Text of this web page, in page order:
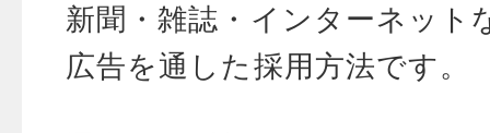
新聞・雑誌・インターネット
広告を通した採用方法です。